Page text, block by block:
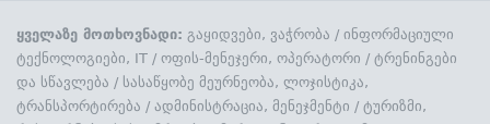
ყველაზე მოთხოვნადი: გაყიდვები, ვაჭრობა / ინფორმაციული
ტექნოლოგიები, IT / ოფის-მენეჯერი, ოპერატორი / ტრენინგები
და სწავლება / სასაწყობე მეურნეობა, ლოჯისტიკა,
ტრანსპორტირება / ადმინისტრაცია, მენეჯმენტი / ტურიზმი,